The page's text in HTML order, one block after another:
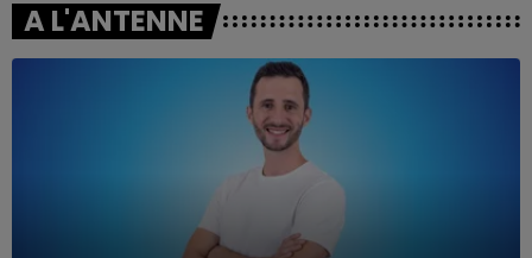
A L'ANTENNE